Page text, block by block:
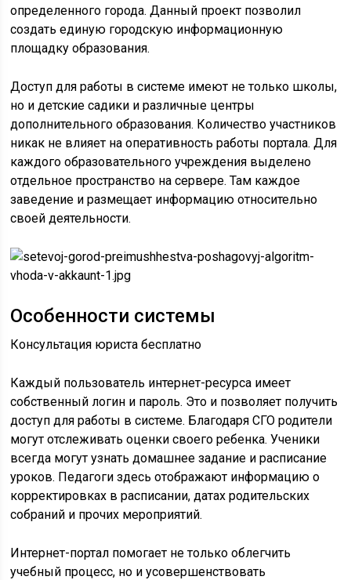
определенного города. Данный проект позволил
создать единую городскую информационную
площадку образования.
Доступ для работы в системе имеют не только школы,
но и детские садики и различные центры
дополнительного образования. Количество участников
никак не влияет на оперативность работы портала. Для
каждого образовательного учреждения выделено
отдельное пространство на сервере. Там каждое
заведение и размещает информацию относительно
своей деятельности.
Особенности системы
Консультация юриста бесплатно
Каждый пользователь интернет-ресурса имеет
собственный логин и пароль. Это и позволяет получить
доступ для работы в системе. Благодаря СГО родители
могут отслеживать оценки своего ребенка. Ученики
всегда могут узнать домашнее задание и расписание
уроков. Педагоги здесь отображают информацию о
корректировках в расписании, датах родительских
собраний и прочих мероприятий.
Интернет-портал помогает не только облегчить
учебный процесс, но и усовершенствовать